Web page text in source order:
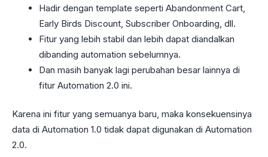
Hadir dengan template seperti Abandonment Cart,
Early Birds Discount, Subscriber Onboarding, dll.
Fitur yang lebih stabil dan lebih dapat diandalkan
dibanding automation sebelumnya.
Dan masih banyak lagi perubahan besar lainnya di
fitur Automation 2.0 ini.
Karena ini fitur yang semuanya baru, maka konsekuensinya
data di Automation 1.0 tidak dapat digunakan di Automation
2.0.